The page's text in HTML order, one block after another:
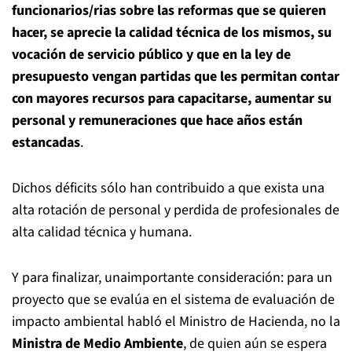
funcionarios/rias sobre las reformas que se quieren
hacer, se aprecie la calidad técnica de los mismos, su
vocación de servicio público y que en la ley de
presupuesto vengan partidas que les permitan contar
con mayores recursos para capacitarse, aumentar su
personal y remuneraciones que hace años están
estancadas.
Dichos déficits sólo han contribuido a que exista una
alta rotación de personal y perdida de profesionales de
alta calidad técnica y humana.
Y para finalizar, unaimportante consideración: para un
proyecto que se evalúa en el sistema de evaluación de
impacto ambiental habló el Ministro de Hacienda, no la
Ministra de Medio Ambiente, de quien aún se espera